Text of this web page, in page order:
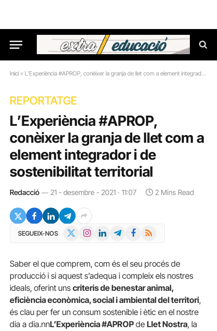
Inici » L’Experiència #APROP, conèixer la granja de llet com a element integrador i de sostenibilitat territorial
REPORTATGE
L’Experiència #APROP,
conèixer la granja de llet com a
element integrador i de
sostenibilitat territorial
Redacció 21 - desembre - 2021 · 11:07 2 Mins Read
SEGUEIX-NOS InstagramLinkedInTelegramFacebook
RSS
Saber el que comprem, com és el seu procés de
producció i si aquest s’adequa i compleix els nostres
ideals, oferint uns criteris de benestar animal,
eficiència econòmica, social i ambiental del territori,
és clau per fer un consum sostenible i ètic en el nostre
dia a dia.nnL’Experiència #APROP de Llet Nostra, la